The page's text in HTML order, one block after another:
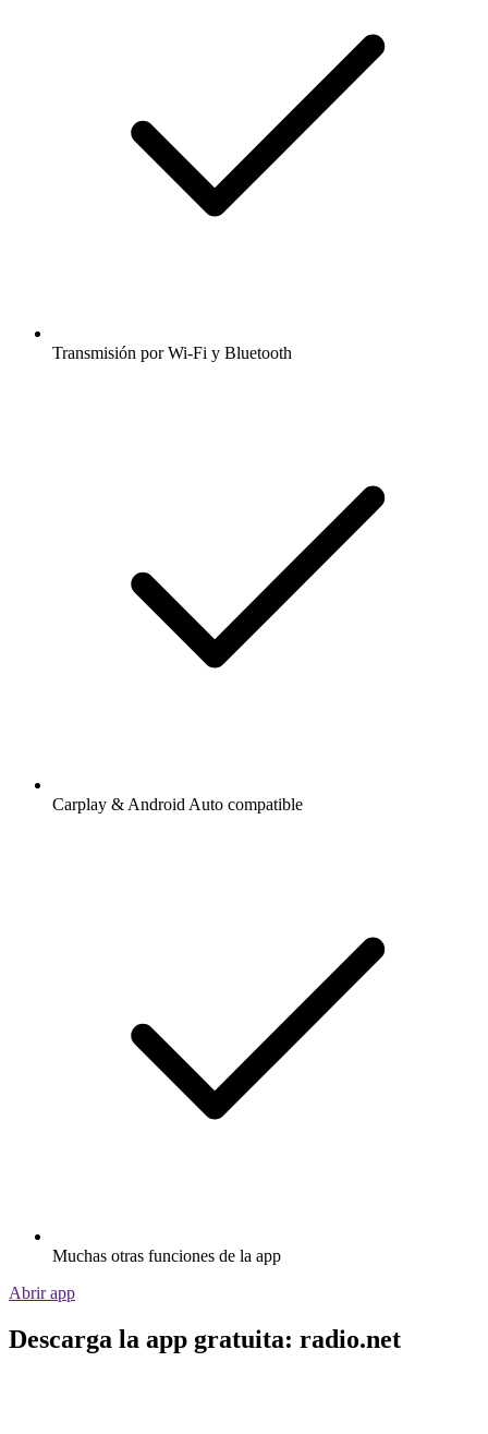
Transmisión por Wi-Fi y Bluetooth
Carplay & Android Auto compatible
Muchas otras funciones de la app
Abrir app
Descarga la app gratuita: radio.net